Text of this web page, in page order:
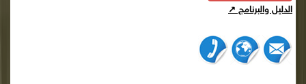
الدليل والبرنامج ↗